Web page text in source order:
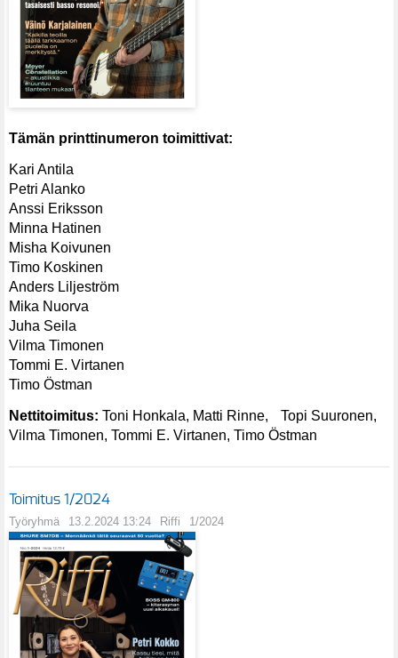
Tämän printtinumeron toimittivat:
Kari Antila
Petri Alanko
Anssi Eriksson
Minna Hatinen
Misha Koivunen
Timo Koskinen
Anders Liljeström
Mika Nuorva
Juha Seila
Vilma Timonen
Tommi E. Virtanen
Timo Östman
Nettitoimitus: Toni Honkala, Matti Rinne, Topi Suuronen,
Vilma Timonen, Tommi E. Virtanen, Timo Östman
Toimitus 1/2024
Työryhmä 13.2.2024 13:24 Riffi 1/2024